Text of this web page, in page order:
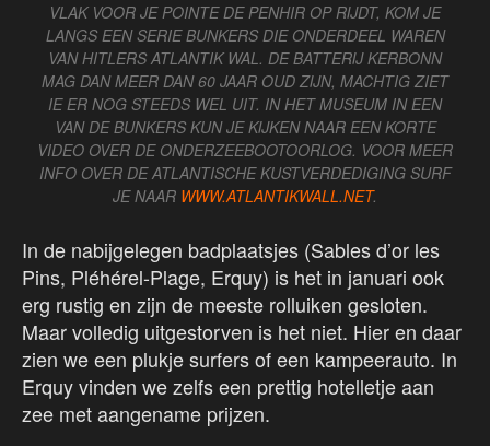
VLAK VOOR JE POINTE DE PENHIR OP RIJDT, KOM JE
LANGS EEN SERIE BUNKERS DIE ONDERDEEL WAREN
VAN HITLERS ATLANTIK WAL. DE BATTERIJ KERBONN
MAG DAN MEER DAN 60 JAAR OUD ZIJN, MACHTIG ZIET
IE ER NOG STEEDS WEL UIT. IN HET MUSEUM IN EEN
VAN DE BUNKERS KUN JE KIJKEN NAAR EEN KORTE
VIDEO OVER DE ONDERZEEBOOTOORLOG. VOOR MEER
INFO OVER DE ATLANTISCHE KUSTVERDEDIGING SURF
JE NAAR WWW.ATLANTIKWALL.NET.
In de nabijgelegen badplaatsjes (Sables d’or les
Pins, Pléhérel-Plage, Erquy) is het in januari ook
erg rustig en zijn de meeste rolluiken gesloten.
Maar volledig uitgestorven is het niet. Hier en daar
zien we een plukje surfers of een kampeerauto. In
Erquy vinden we zelfs een prettig hotelletje aan
zee met aangename prijzen.